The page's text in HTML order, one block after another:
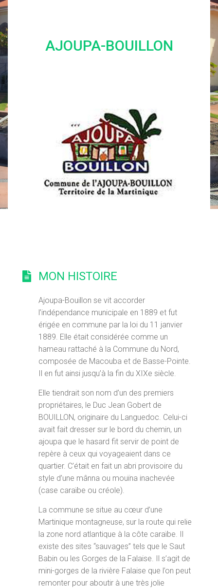
AJOUPA-BOUILLON
MON HISTOIRE
Ajoupa-Bouillon se vit accorder
l’indépendance municipale en 1889 et fut
érigée en commune par la loi du 11 janvier
1889. Elle était considérée comme un
hameau rattaché à la Commune du Nord,
composée de Macouba et de Basse-Pointe.
Il en fut ainsi jusqu’à la fin du XIXe siècle.
Elle tiendrait son nom d’un des premiers
propriétaires, le Duc Jean Gobert de
BOUILLON, originaire du Languedoc. Celui-ci
avait fait dresser sur le bord du chemin, un
ajoupa que le hasard fit servir de point de
repère à ceux qui voyageaient dans ce
quartier. C’était en fait un abri provisoire du
style d’une mânna ou mouïna inachevée
(case caraïbe ou créole).
La commune se situe au cœur d’une
Martinique montagneuse, sur la route qui relie
la zone nord atlantique à la côte caraïbe. Il
existe des sites “sauvages” tels que le Saut
Babin ou les Gorges de la Falaise. Il s’agit de
mini-gorges de la rivière Falaise que l’on peut
remonter pour aboutir à une très jolie